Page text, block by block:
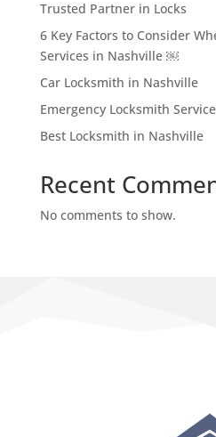
Trusted Partner in Locks
6 Key Factors to Consider
Services in Nashville ￼
Car Locksmith in Nashville
Emergency Locksmith
Best Locksmith in Nashville
Recent
No comments to show.